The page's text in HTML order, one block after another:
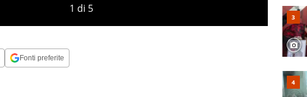
1 di 5
Fonti preferite